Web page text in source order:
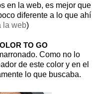
en la web, es mejor que
diferente a lo que ahí
la web)
TO GO
Como no lo
de este color y en el
lo que buscaba.